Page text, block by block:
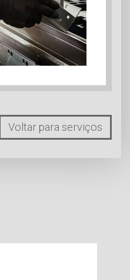
Voltar para serviços